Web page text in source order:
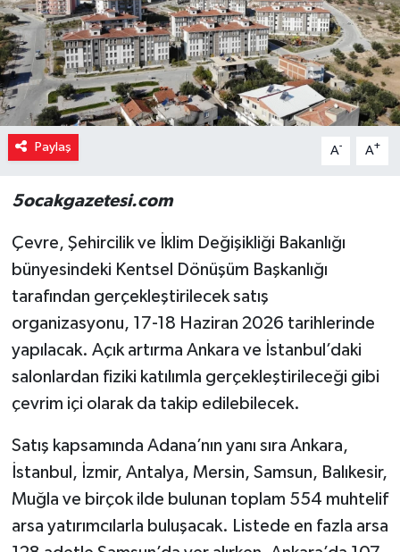
Paylaş A- A+
5ocakgazetesi.com
Çevre, Şehircilik ve İklim Değişikliği Bakanlığı
bünyesindeki Kentsel Dönüşüm Başkanlığı
tarafından gerçekleştirilecek satış
organizasyonu, 17-18 Haziran 2026 tarihlerinde
yapılacak. Açık artırma Ankara ve İstanbul’daki
salonlardan fiziki katılımla gerçekleştirileceği gibi
çevrim içi olarak da takip edilebilecek.
Satış kapsamında Adana’nın yanı sıra Ankara,
İstanbul, İzmir, Antalya, Mersin, Samsun, Balıkesir,
Muğla ve birçok ilde bulunan toplam 554 muhtelif
arsa yatırımcılarla buluşacak. Listede en fazla arsa
Yurttan